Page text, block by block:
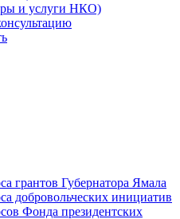
и услуги НКО)
грантов Губернатора Ямала
добровольческих инициатив
Фонда президентских